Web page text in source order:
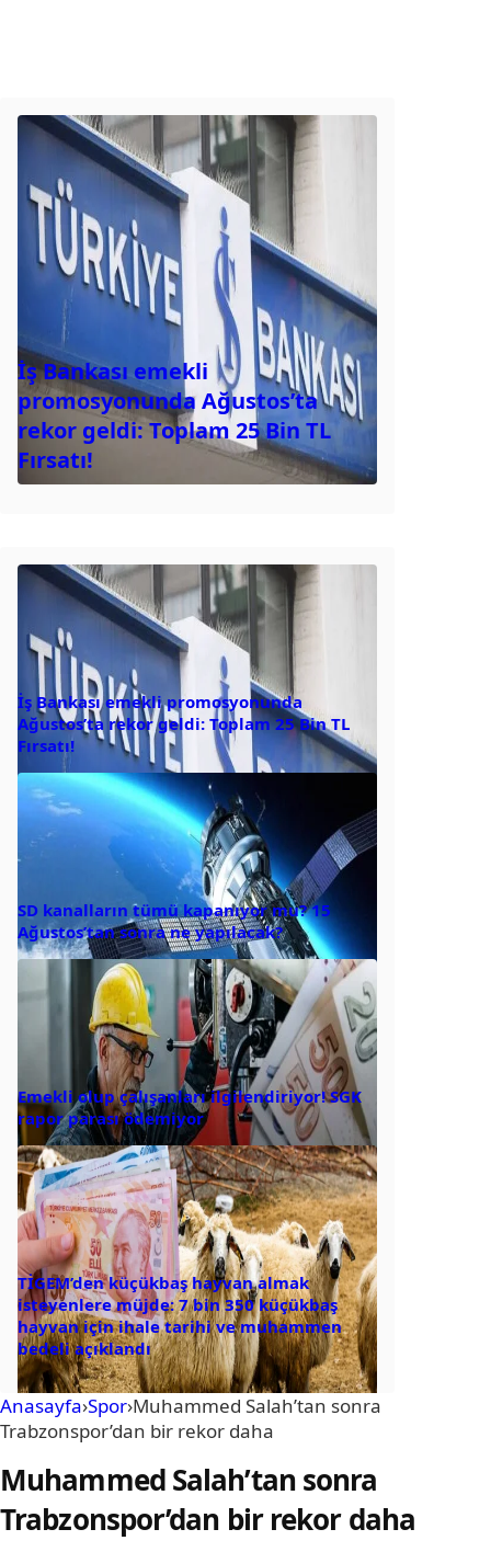
İş Bankası emekli
promosyonunda Ağustos’ta
rekor geldi: Toplam 25 Bin TL
Fırsatı!
İş Bankası emekli promosyonunda
Ağustos’ta rekor geldi: Toplam 25 Bin TL
Fırsatı!
SD kanalların tümü kapanıyor mu? 15
Ağustos’tan sonra ne yapılacak?
Emekli olup çalışanları ilgilendiriyor! SGK
rapor parası ödemiyor
TİGEM’den küçükbaş hayvan almak
isteyenlere müjde: 7 bin 350 küçükbaş
hayvan için ihale tarihi ve muhammen
bedeli açıklandı
Anasayfa›Spor›Muhammed Salah’tan sonra
Trabzonspor’dan bir rekor daha
Muhammed Salah’tan sonra
Trabzonspor’dan bir rekor daha